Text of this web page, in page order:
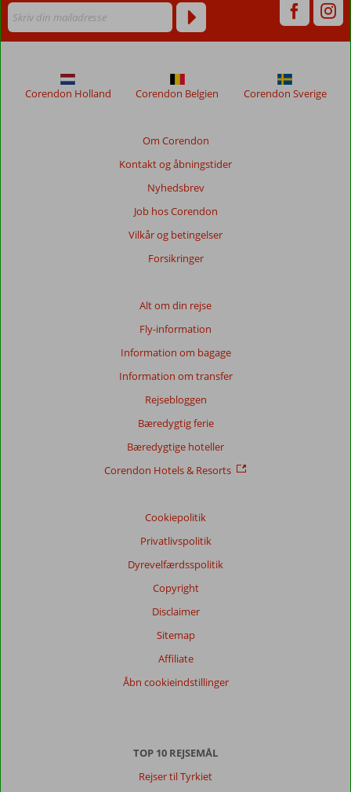
Om Corendon
Kontakt og åbningstider
Nyhedsbrev
Job hos Corendon
Vilkår og betingelser
Forsikringer
Alt om din rejse
Fly-information
Information om bagage
Information om transfer
Rejsebloggen
Bæredygtig ferie
Bæredygtige hoteller
Corendon Hotels & Resorts
Cookiepolitik
Privatlivspolitik
Dyrevelfærdsspolitik
Copyright
Disclaimer
Sitemap
Affiliate
Åbn cookieindstillinger
Corendon Holland Corendon Belgien Corendon Sverige
TOP 10 REJSEMÅL
Rejser til Tyrkiet